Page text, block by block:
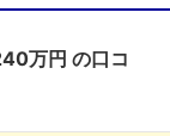
万円 の口コ